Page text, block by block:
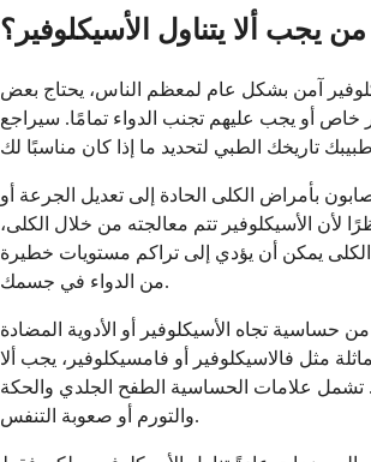
من يجب ألا يتناول الأسيكلوفير؟
آمن بشكل عام لمعظم الناس، يحتاج بعض
خاص أو يجب عليهم تجنب الدواء تمامًا. سيراجع
بأمراض الكلى الحادة إلى تعديل الجرعة أو
لأن الأسيكلوفير تتم معالجته من خلال الكلى،
يمكن أن يؤدي إلى تراكم مستويات خطيرة
من الدواء في جسمك.
من حساسية تجاه الأسيكلوفير أو الأدوية المضادة
مثل فالاسيكلوفير أو فامسيكلوفير، يجب ألا
تشمل علامات الحساسية الطفح الجلدي والحكة
والتورم أو صعوبة التنفس.